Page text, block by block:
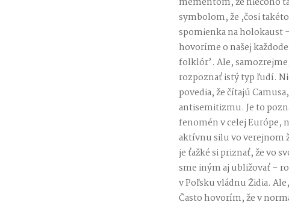
symbolom, že ,čosi
spomienka na holokaust
hovoríme o našej
folklór’. Ale,
rozpoznať istý typ ľudí.
povedia, že čítajú
antisemitizmu. Je to
fenomén v celej Európe,
aktívnu silu vo verejnom
je ťažké si priznať, že vo
sme iným aj ubližovať –
v Poľsku vládnu Židia.
Často hovorím, že v